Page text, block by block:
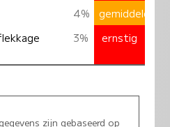
4%
gemiddeld
3% ernstig
zijn gebaseerd op